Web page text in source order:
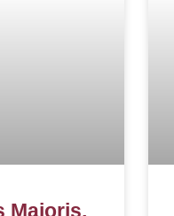
Majoris,